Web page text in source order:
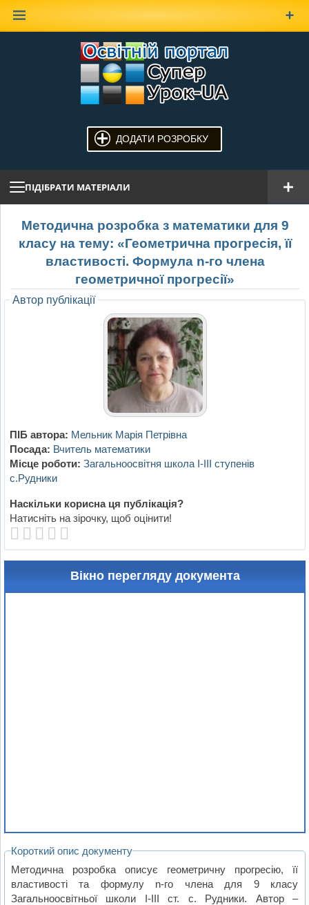
ДОДАТИ РОЗРОБКУ
ПІДІБРАТИ МАТЕРІАЛИ
Методична розробка з математики для 9
класу на тему: «Геометрична прогресія, її
властивості. Формула n-го члена
геометричної прогресії»
Автор публікації
ПІБ автора: Мельник Марія Петрівна
Посада: Вчитель математики
Місце роботи: Загальноосвітня школа I-III ступенів
с.Рудники
Наскільки корисна ця публікація?
Натисніть на зірочку, щоб оцінити!
Вікно перегляду документа
Короткий опис документу
Методична розробка описує геометричну прогресію, її
властивості та формулу n-го члена для 9 класу
Загальноосвітньої школи I-III ст. с. Рудники. Автор –